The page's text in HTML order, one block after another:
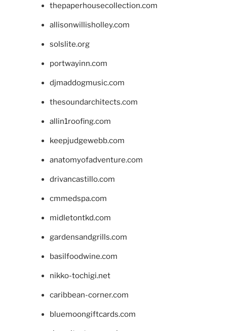
thepaperhousecollection.com
allisonwillisholley.com
solslite.org
portwayinn.com
djmaddogmusic.com
thesoundarchitects.com
allin1roofing.com
keepjudgewebb.com
anatomyofadventure.com
drivancastillo.com
cmmedspa.com
midletontkd.com
gardensandgrills.com
basilfoodwine.com
nikko-tochigi.net
caribbean-corner.com
bluemoongiftcards.com